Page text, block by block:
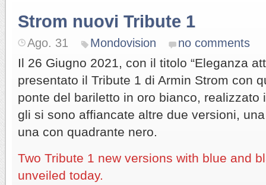
Strom nuovi Tribute 1
Ago. 31 Mondovision no comments
Il 26 Giugno 2021, con il titolo “Eleganza
presentato il Tribute 1 di Armin Strom con
ponte del bariletto in oro bianco, realizzato
gli si sono affiancate altre due versioni,
una con quadrante nero.
Two Tribute 1 new versions with blue and
unveiled today.